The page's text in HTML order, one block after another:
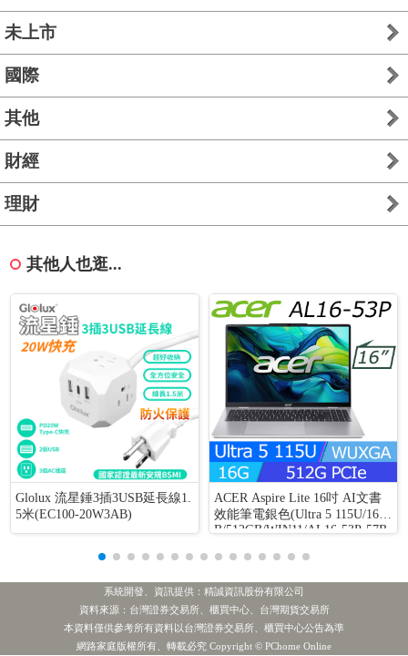
未上市
國際
其他
財經
理財
其他人也逛...
Glolux 流星錘3插3USB延長線1.
5米(EC100-20W3AB)
ACER Aspire Lite 16吋 AI文書
效能筆電銀色(Ultra 5 115U/16G
B/512GB/WIN11/AL16-53P-57B
系統開發、資訊提供：精誠資訊股份有限公司
資料來源：台灣證券交易所、櫃買中心、台灣期貨交易所
本資料僅供參考所有資料以台灣證券交易所、櫃買中心公告為準
網路家庭版權所有、轉載必究 Copyright © PChome Online